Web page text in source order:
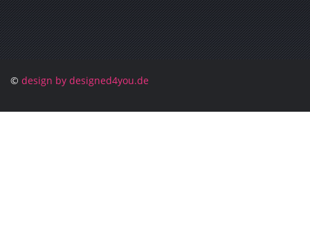
© design by designed4you.de